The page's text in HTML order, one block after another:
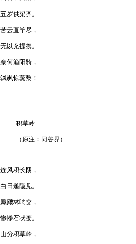
五岁供梁齐。
苦云直竿尽，
无以充提携。
奈何渔阳骑，
飒飒惊蒸黎！
    积草岭
    （原注：同谷界）
连风积长阴，
白日递隐见。
飕飕林响交，
惨惨石状变。
山分积草岭，